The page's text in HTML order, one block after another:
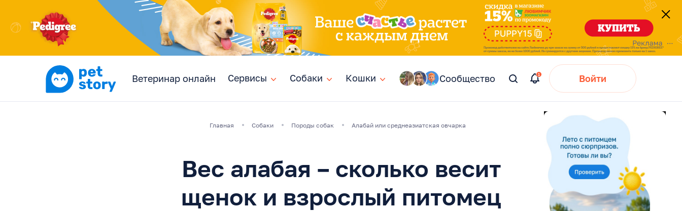
Ветеринар онлайн Сервисы
Сервисы Собаки
Собаки Кошки
Кошки Сообщество Войти
Главная Собаки Породы собак Алабай или среднеазиатская овчарка
Вес алабая – сколько весит
щенок и взрослый питомец